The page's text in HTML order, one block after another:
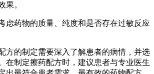
果。
虑药物的质量、纯度和是否存在过敏反应
方的制定需要深入了解患者的病情，并选
在制定擦药配方时，建议患者与专业医生